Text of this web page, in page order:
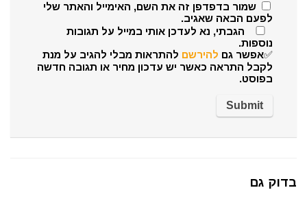
שמור בדפדפן זה את השם, האימייל והאתר שלי
לפעם הבאה שאגיב.
הגבתי, נא לעדכן אותי במייל על תגובות
נוספות.
✅אפשר גם להירשם להתראות מבלי להגיב על מנת
לקבל התראה כאשר יש עדכון מחיר או תגובה חדשה
בפוסט.
בדוק גם